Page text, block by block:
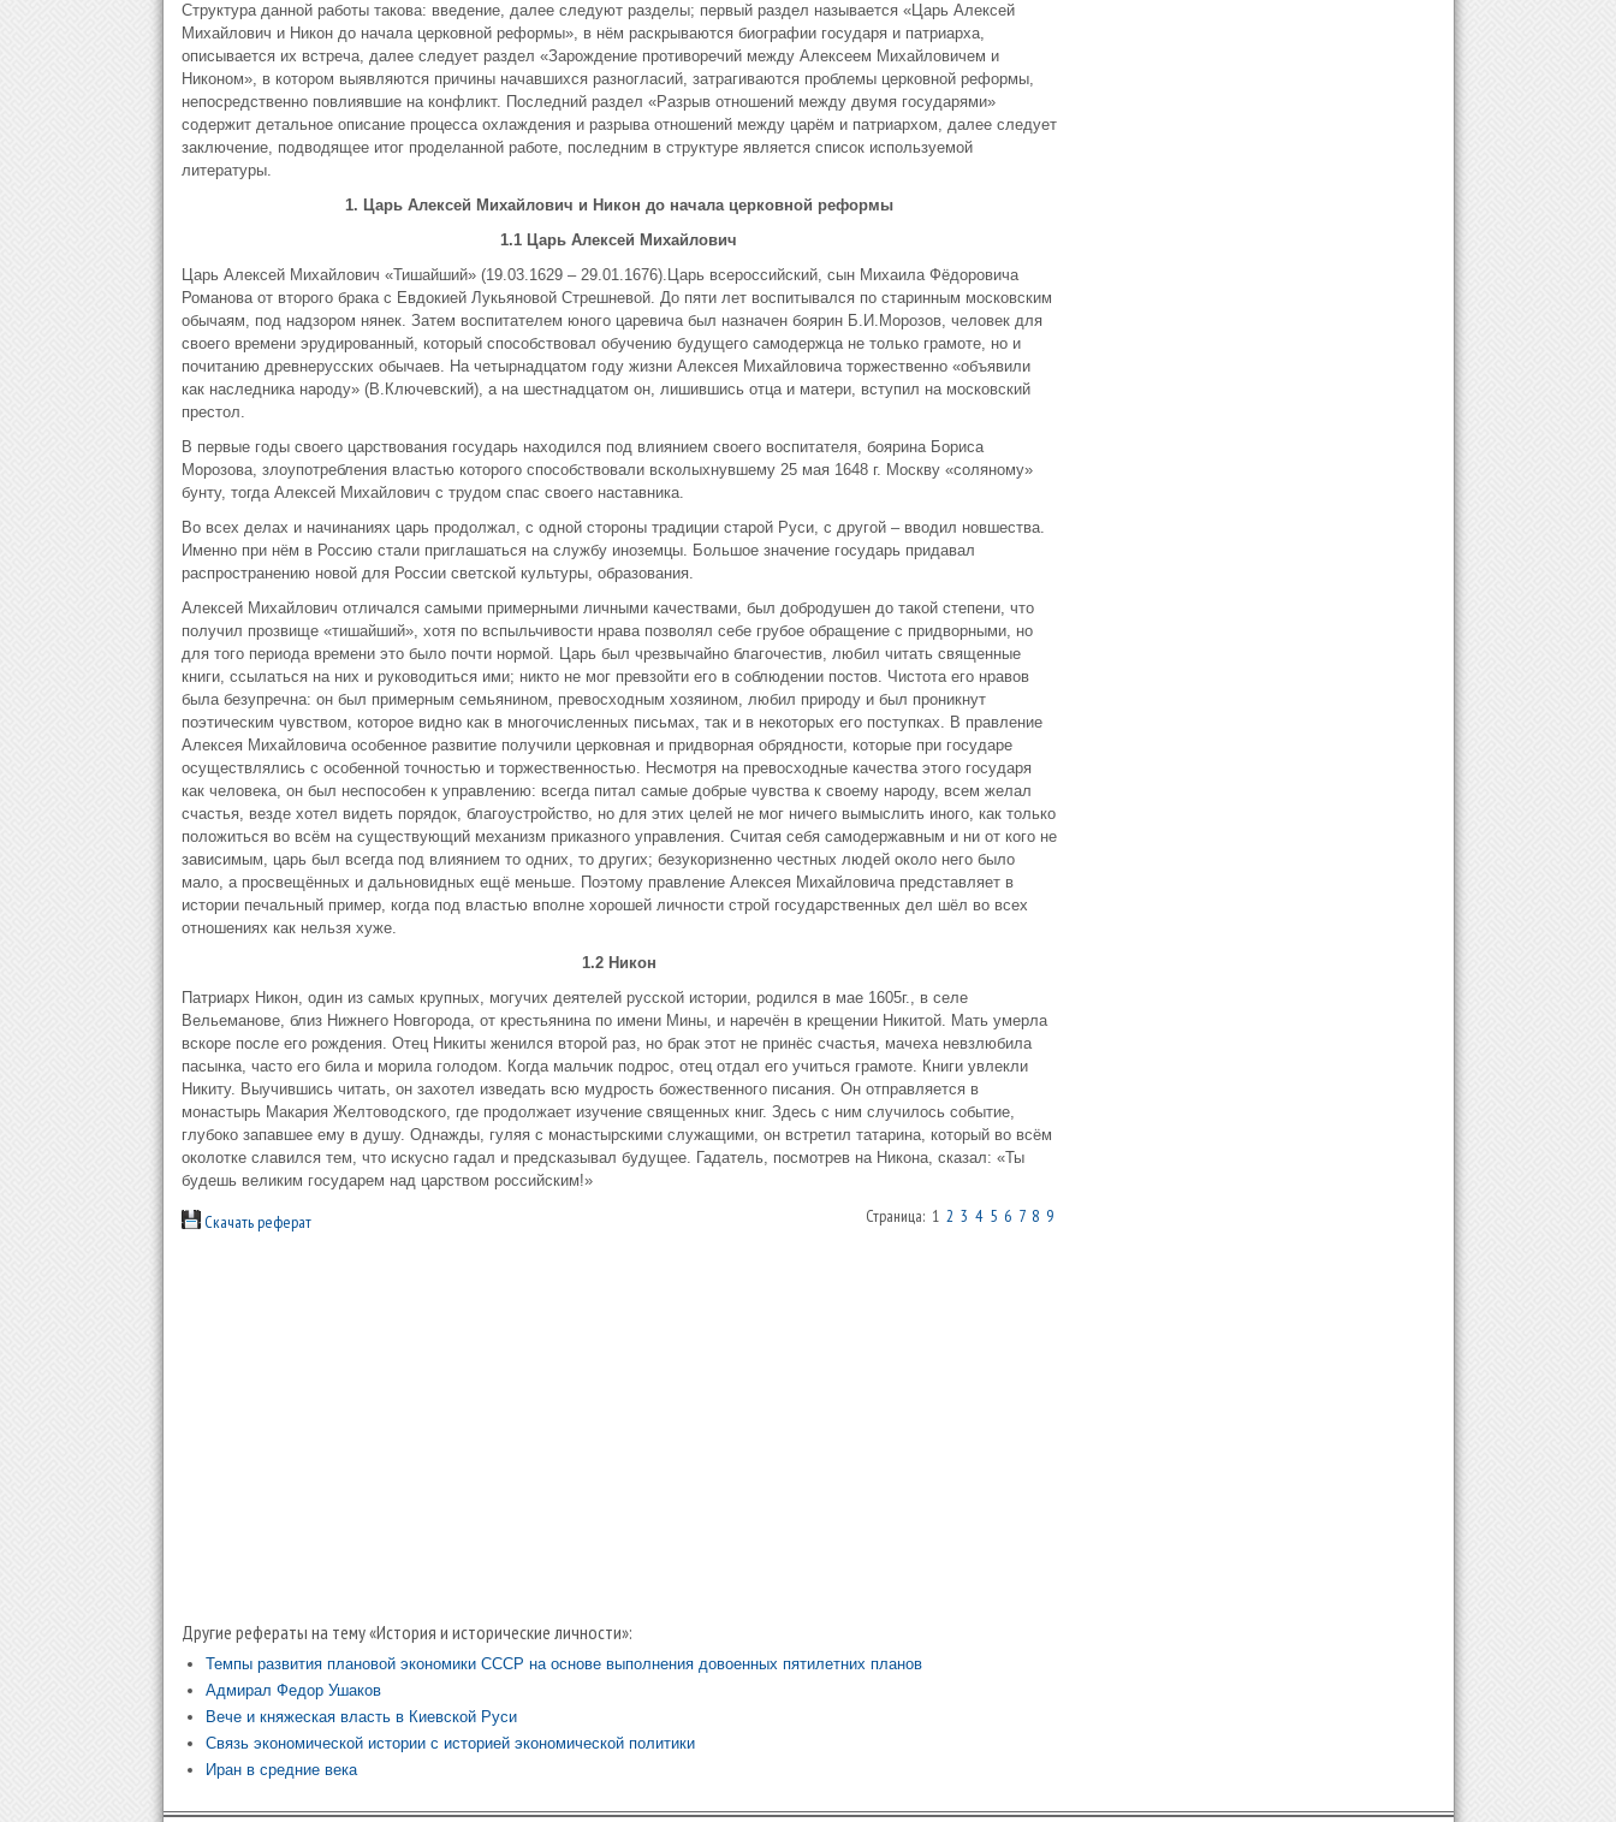
Структура данной работы такова: введение, далее следуют разделы; первый раздел называется «Царь Алексей
Михайлович и Никон до начала церковной реформы», в нём раскрываются биографии государя и патриарха,
описывается их встреча, далее следует раздел «Зарождение противоречий между Алексеем Михайловичем и
Никоном», в котором выявляются причины начавшихся разногласий, затрагиваются проблемы церковной реформы,
непосредственно повлиявшие на конфликт. Последний раздел «Разрыв отношений между двумя государями»
содержит детальное описание процесса охлаждения и разрыва отношений между царём и патриархом, далее следует
заключение, подводящее итог проделанной работе, последним в структуре является список используемой
литературы.
1. Царь Алексей Михайлович и Никон до начала церковной реформы
1.1 Царь Алексей Михайлович
Царь Алексей Михайлович «Тишайший» (19.03.1629 – 29.01.1676).Царь всероссийский, сын Михаила Фёдоровича
Романова от второго брака с Евдокией Лукьяновой Стрешневой. До пяти лет воспитывался по старинным московским
обычаям, под надзором нянек. Затем воспитателем юного царевича был назначен боярин Б.И.Морозов, человек для
своего времени эрудированный, который способствовал обучению будущего самодержца не только грамоте, но и
почитанию древнерусских обычаев. На четырнадцатом году жизни Алексея Михайловича торжественно «объявили
как наследника народу» (В.Ключевский), а на шестнадцатом он, лишившись отца и матери, вступил на московский
престол.
В первые годы своего царствования государь находился под влиянием своего воспитателя, боярина Бориса
Морозова, злоупотребления властью которого способствовали всколыхнувшему 25 мая 1648 г. Москву «соляному»
бунту, тогда Алексей Михайлович с трудом спас своего наставника.
Во всех делах и начинаниях царь продолжал, с одной стороны традиции старой Руси, с другой – вводил новшества.
Именно при нём в Россию стали приглашаться на службу иноземцы. Большое значение государь придавал
распространению новой для России светской культуры, образования.
Алексей Михайлович отличался самыми примерными личными качествами, был добродушен до такой степени, что
получил прозвище «тишайший», хотя по вспыльчивости нрава позволял себе грубое обращение с придворными, но
для того периода времени это было почти нормой. Царь был чрезвычайно благочестив, любил читать священные
книги, ссылаться на них и руководиться ими; никто не мог превзойти его в соблюдении постов. Чистота его нравов
была безупречна: он был примерным семьянином, превосходным хозяином, любил природу и был проникнут
поэтическим чувством, которое видно как в многочисленных письмах, так и в некоторых его поступках. В правление
Алексея Михайловича особенное развитие получили церковная и придворная обрядности, которые при государе
осуществлялись с особенной точностью и торжественностью. Несмотря на превосходные качества этого государя
как человека, он был неспособен к управлению: всегда питал самые добрые чувства к своему народу, всем желал
счастья, везде хотел видеть порядок, благоустройство, но для этих целей не мог ничего вымыслить иного, как только
положиться во всём на существующий механизм приказного управления. Считая себя самодержавным и ни от кого не
зависимым, царь был всегда под влиянием то одних, то других; безукоризненно честных людей около него было
мало, а просвещённых и дальновидных ещё меньше. Поэтому правление Алексея Михайловича представляет в
истории печальный пример, когда под властью вполне хорошей личности строй государственных дел шёл во всех
отношениях как нельзя хуже.
1.2 Никон
Патриарх Никон, один из самых крупных, могучих деятелей русской истории, родился в мае 1605г., в селе
Вельеманове, близ Нижнего Новгорода, от крестьянина по имени Мины, и наречён в крещении Никитой. Мать умерла
вскоре после его рождения. Отец Никиты женился второй раз, но брак этот не принёс счастья, мачеха невзлюбила
пасынка, часто его била и морила голодом. Когда мальчик подрос, отец отдал его учиться грамоте. Книги увлекли
Никиту. Выучившись читать, он захотел изведать всю мудрость божественного писания. Он отправляется в
монастырь Макария Желтоводского, где продолжает изучение священных книг. Здесь с ним случилось событие,
глубоко запавшее ему в душу. Однажды, гуляя с монастырскими служащими, он встретил татарина, который во всём
околотке славился тем, что искусно гадал и предсказывал будущее. Гадатель, посмотрев на Никона, сказал: «Ты
будешь великим государем над царством российским!»
Скачать реферат Страница: 1 2 3 4 5 6 7 8 9
Другие рефераты на тему «История и исторические личности»:
Темпы развития плановой экономики СССР на основе выполнения довоенных пятилетних планов
Адмирал Федор Ушаков
Вече и княжеская власть в Киевской Руси
Связь экономической истории с историей экономической политики
Иран в средние века